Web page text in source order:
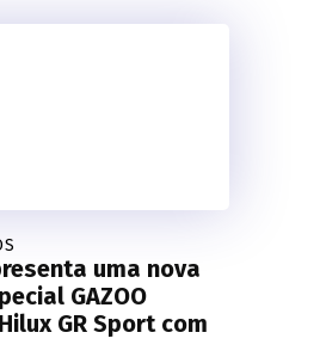
uma nova
GAZOO
GR Sport com